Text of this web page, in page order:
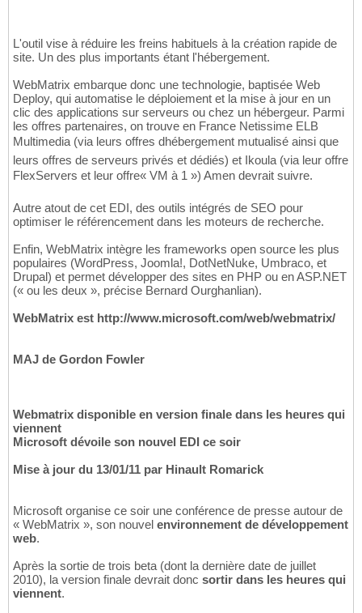
L'outil vise à réduire les freins habituels à la création rapide de
site. Un des plus importants étant l'hébergement.
WebMatrix embarque donc une technologie, baptisée Web
Deploy, qui automatise le déploiement et la mise à jour en un
clic des applications sur serveurs ou chez un hébergeur. Parmi
les offres partenaires, on trouve en France Netissime ELB
Multimedia (via leurs offres dhébergement mutualisé ainsi que
leurs offres de serveurs privés et dédiés) et Ikoula (via leur offre
FlexServers et leur offre« VM à 1 ») Amen devrait suivre.
Autre atout de cet EDI, des outils intégrés de SEO pour
optimiser le référencement dans les moteurs de recherche.
Enfin, WebMatrix intègre les frameworks open source les plus
populaires (WordPress, Joomla!, DotNetNuke, Umbraco, et
Drupal) et permet développer des sites en PHP ou en ASP.NET
(« ou les deux », précise Bernard Ourghanlian).
WebMatrix est http://www.microsoft.com/web/webmatrix/
MAJ de Gordon Fowler
Webmatrix disponible en version finale dans les heures qui
viennent
Microsoft dévoile son nouvel EDI ce soir
Mise à jour du 13/01/11 par Hinault Romarick
Microsoft organise ce soir une conférence de presse autour de
« WebMatrix », son nouvel environnement de développement
web.
Après la sortie de trois beta (dont la dernière date de juillet
2010), la version finale devrait donc sortir dans les heures qui
viennent.